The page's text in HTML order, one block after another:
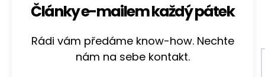
Články e-mailem každý pátek
Rádi vám předáme know-how. Nechte
nám na sebe kontakt.